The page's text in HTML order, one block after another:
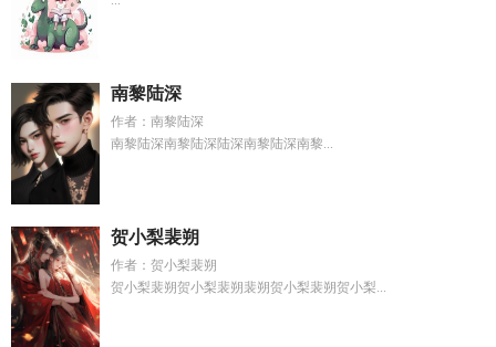
南黎陆深
作者：南黎陆深
南黎陆深南黎陆深陆深南黎陆深南黎...
贺小梨裴朔
作者：贺小梨裴朔
贺小梨裴朔贺小梨裴朔裴朔贺小梨裴朔贺小梨...